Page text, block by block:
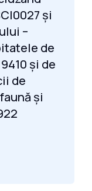
și
–
de
și de
de
și